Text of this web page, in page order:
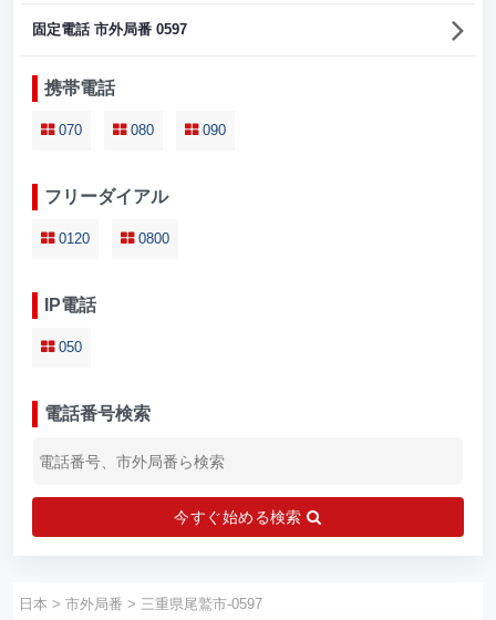
固定電話 市外局番 0597
携帯電話
070 080 090
フリーダイアル
0120 0800
IP電話
050
電話番号検索
今すぐ始める検索
日本 > 市外局番 > 三重県尾鷲市-0597